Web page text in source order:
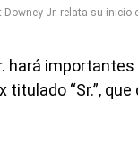
Downey Jr. relata su
hará
“Sr.”,